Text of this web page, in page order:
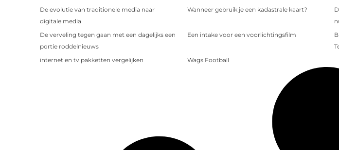
De evolutie van traditionele media naar
digitale media
Wanneer gebruik je een kadastrale kaart?
De verveling tegen gaan met een dagelijks een
portie roddelnieuws
Een intake voor een voorlichtingsfilm
internet en tv pakketten vergelijken
Wags Football